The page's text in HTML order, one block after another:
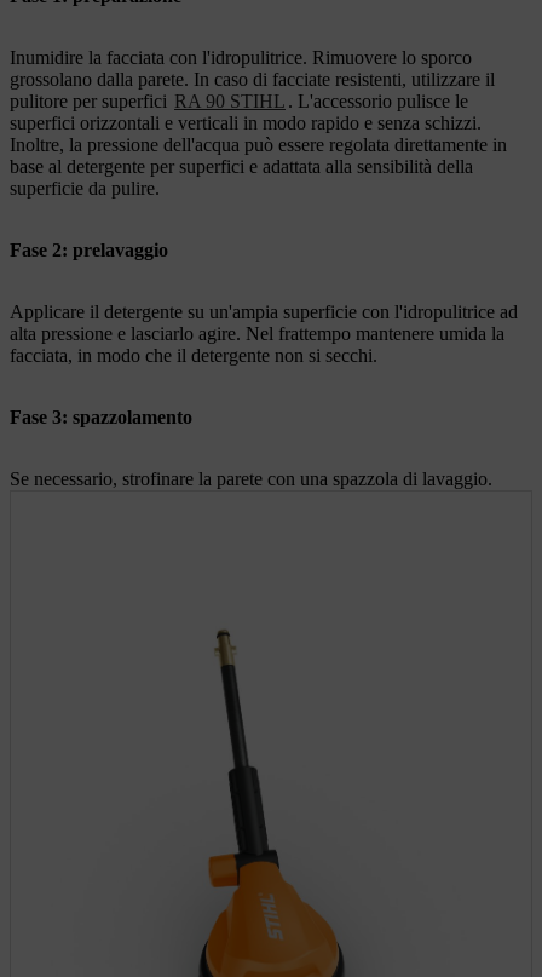
Inumidire la facciata con l'idropulitrice. Rimuovere lo sporco
grossolano dalla parete. In caso di facciate resistenti, utilizzare il
pulitore per superfici RA 90 STIHL . L'accessorio pulisce le
superfici orizzontali e verticali in modo rapido e senza schizzi.
Inoltre, la pressione dell'acqua può essere regolata direttamente in
base al detergente per superfici e adattata alla sensibilità della
superficie da pulire.
Fase 2: prelavaggio
Applicare il detergente su un'ampia superficie con l'idropulitrice ad
alta pressione e lasciarlo agire. Nel frattempo mantenere umida la
facciata, in modo che il detergente non si secchi.
Fase 3: spazzolamento
Se necessario, strofinare la parete con una spazzola di lavaggio.